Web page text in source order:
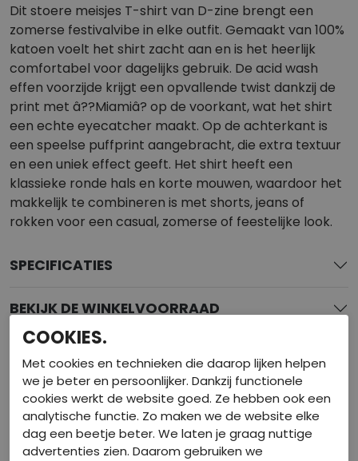
Dit stoere meisjes T-shirt van D-zine brengt een
zomerse festivalvibe in elke outfit. Gemaakt van 100%
katoen voelt het shirt zacht aan en is het heerlijk
comfortabel voor dagelijks gebruik. De acid wash
effen voorzijde krijgt een opvallende twist dankzij de
print met â??Miamiâ? op de voorkant, wat het shirt
een echte eyecatcher maakt. Op de achterkant is
een speelse puffprint aangebracht, die extra textuur
en een uniek effect geeft. Het shirt heeft een
klassieke ronde hals en korte mouwen, waardoor het
makkelijk te combineren is met shorts, jeans of
rokken voor een casual, zomerse of feestelijke look.
SPECIFICATIES
BEKIJK DE WINKELVOORRAAD
GERELATEERDE PRODUCTEN
COOKIES.
Met cookies en technieken die daarop lijken helpen
we je beter en persoonlijker. Dankzij functionele
cookies werkt de website goed. Ze hebben ook een
analytische functie. Zo maken we de website elke
dag een beetje beter. We laten je graag nuttige
advertenties zien. Daarom gebruiken we